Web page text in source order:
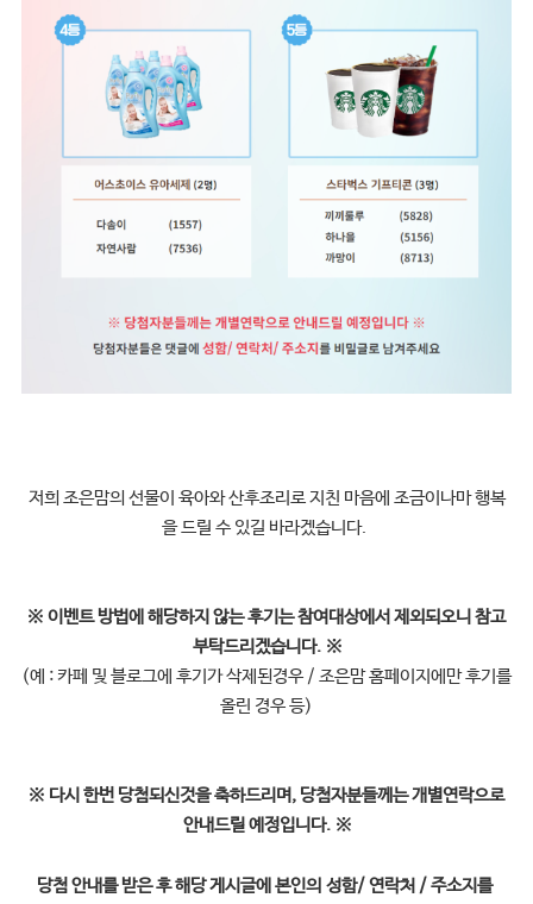
저희 조은맘의 선물이 육아와 산후조리로 지친 마음에 조금이나마 행복
을 드릴 수 있길 바라겠습니다.
※ 이벤트 방법에 해당하지 않는 후기는 참여대상에서 제외되오니 참고
부탁드리겠습니다. ※
(예 : 카페 및 블로그에 후기가 삭제된경우 / 조은맘 홈페이지에만 후기를
올린 경우 등)
※ 다시 한번 당첨되신것을 축하드리며, 당첨자분들께는 개별연락으로
안내드릴 예정입니다. ※
당첨 안내를 받은 후 해당 게시글에 본인의 성함/ 연락처 / 주소지를